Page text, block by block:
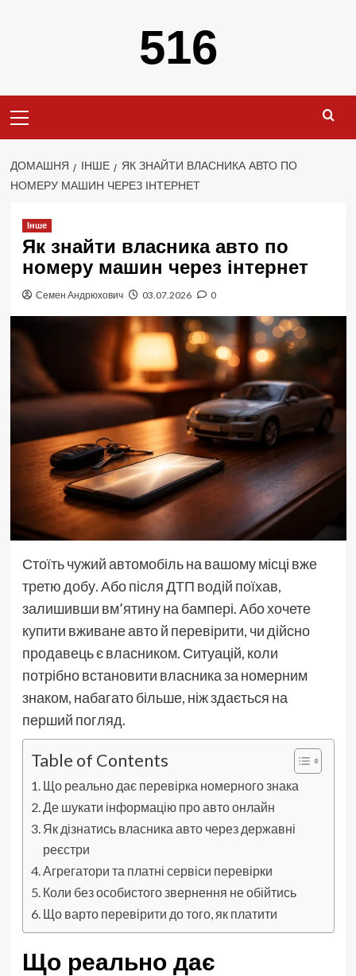
516
Menu
ДОМАШНЯ ІНШЕ
ЯК ЗНАЙТИ ВЛАСНИКА АВТО ПО
НОМЕРУ МАШИН ЧЕРЕЗ ІНТЕРНЕТ
Інше
Як знайти власника авто по
номеру машин через інтернет
Семен Андрюхович 03.07.2026 0
Стоїть чужий автомобіль на вашому місці вже
третю добу. Або після ДТП водій поїхав,
залишивши вм’ятину на бампері. Або хочете
купити вживане авто й перевірити, чи дійсно
продавець є власником. Ситуацій, коли
потрібно встановити власника за номерним
знаком, набагато більше, ніж здається на
перший погляд.
Table of Contents
Що реально дає перевірка номерного знака
Де шукати інформацію про авто онлайн
Як дізнатись власника авто через державні
реєстри
Агрегатори та платні сервіси перевірки
Коли без особистого звернення не обійтись
Що варто перевірити до того, як платити
Що реально дає